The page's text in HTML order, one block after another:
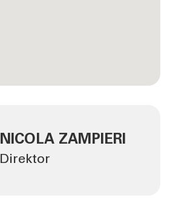
NICOLA ZAMPIERI
Direktor